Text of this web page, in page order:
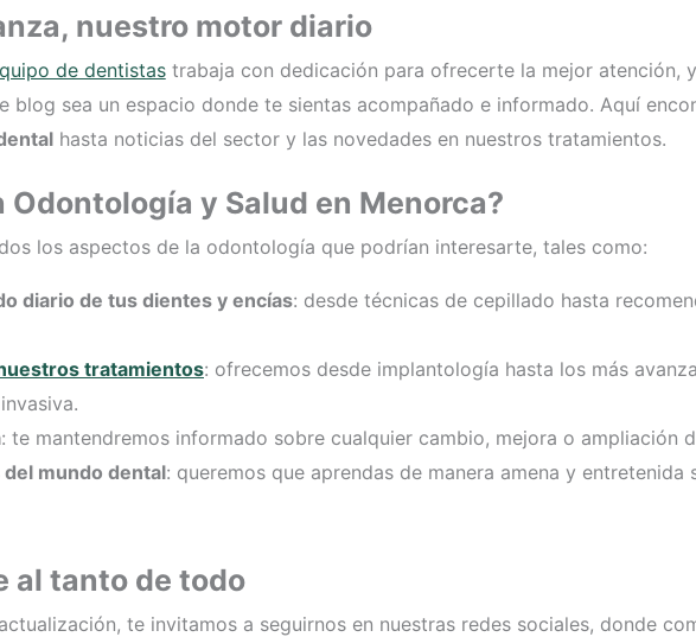
nuestro motor diario
de dentistastrabaja con dedicación para ofrecerte la mejor atención,
blog sea un espacio donde te sientas acompañado e informado. Aquí
hasta noticias del sector y las novedades en nuestros tratamientos.
y Salud en Menorca?
los aspectos de la odontología que podrían interesarte, tales como:
diario de tus dientes y encías: desde técnicas de cepillado hasta
tratamientos: ofrecemos desde implantología hasta los más
: te mantendremos informado sobre cualquier cambio, mejora o ampliación
mundo dental: queremos que aprendas de manera amena y
al tanto de todo
te invitamos a seguirnos en nuestras redes sociales, donde